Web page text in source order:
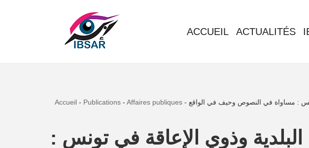
ACCUEIL ACTUALITÉS
Accueil- Publications- Affaires publiques- : مساواة في النصوص وحيف في الواقع
البلدية وذوي الإعاقة في تونس :